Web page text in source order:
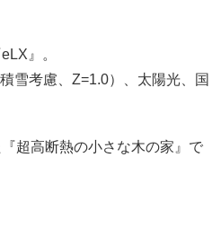
』。
雪考慮、Z=1.0）、太陽光、国
超高断熱の小さな木の家』で